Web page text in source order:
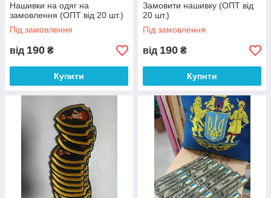
Нашивки на одяг на
замовлення (ОПТ від 20 шт.)
Під замовлення
від 190 ₴
Купити
Замовити нашивку (ОПТ від
20 шт.)
Під замовлення
від 190 ₴
Купити